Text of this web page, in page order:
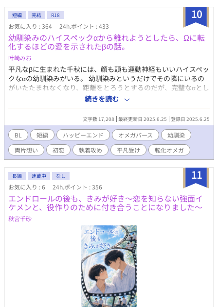
つ、部下の双子から羞恥責めや鬼畜責めされるお話 ※双子部下×
四天王に転生したオタク学生 ※2025年3月24日から１章の改稿
ver再投稿しました
10
短編 完結 R18
お気に入り : 364 24h.ポイント : 433
幼馴染みのハイスペックαから離れようとしたら、Ωに転
化するほどの愛を示されたβの話。
叶崎みお
平凡なβに生まれた千秋には、顔も頭も運動神経もいいハイスペッ
クなαの幼馴染みがいる。 幼馴染みというだけでその隣にいるの
がいたたまれなくなり、距離をとろうとするのだが、完璧なαとし
て周りから期待を集める幼馴染みαは「失敗できないから練習に付
き合って」と千秋を頼ってきた。 大事な幼馴染みの願いならと了
承すれば、「まずキスの練習がしたい」と言い出して──。 幼馴
染みαの執着により、βから転化し後天性Ωになる話です。両片想
いのハピエンです。 他サイト様にも投稿しております。
続きを読む
文字数 17,208 最終更新日 2025.6.25 登録日 2025.6.25
BL 短編 ハッピーエンド オメガバース
幼馴染
両片想い
初恋 執着攻め 平凡受け 転化オメガ
11
長編 連載中 なし
お気に入り : 6 24h.ポイント : 356
エンドロールの後も、きみが好き〜恋を知らない強面イ
ケメンと、役作りのために付き合うことになりました〜
秋宮千砂